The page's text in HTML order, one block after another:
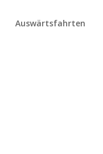
Auswärtsfahrten